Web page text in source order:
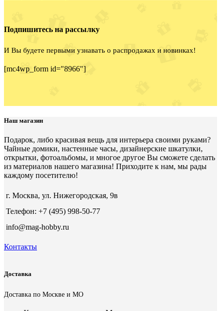
Подпишитесь на рассылку
И Вы будете первыми узнавать о распродажах и новинках!
[mc4wp_form id="8966"]
Наш магазин
Подарок, либо красивая вещь для интерьера своими руками?
Чайные домики, настенные часы, дизайнерские шкатулки,
открытки, фотоальбомы, и многое другое Вы сможете сделать
из материалов нашего магазина! Приходите к нам, мы рады
каждому посетителю!
г. Москва, ул. Нижегородская, 9в
Телефон: +7 (495) 998-50-77
info@mag-hobby.ru
Контакты
Доставка
Доставка по Москве и МО